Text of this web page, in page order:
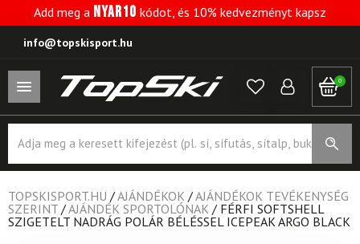
Add meg a NYAR10 kódot, és 10% kedvezményt kapsz
info@topskisport.hu
0
search
TOPSKISPORT.HU /AJÁNDÉKOK /AJÁNDÉKOK TEVÉKENYSÉG
SZERINT /AJÁNDÉK SPORTOLÓNAK / FÉRFI SOFTSHELL
SZIGETELT NADRÁG POLÁR BÉLÉSSEL ICEPEAK ARGO BLACK